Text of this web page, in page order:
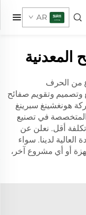
AR
المعدنية
من الحرف
وتصميم وتقويم صفائح
هونغشينغ سبرينغ
المتخصصة في تصنيع
أقل. نعلن عن
لدينا. سواء
أو أي مشروع آخر،